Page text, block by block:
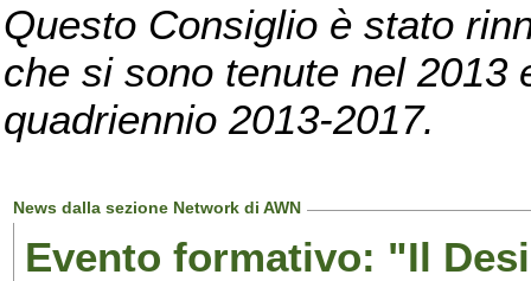
Questo Consiglio è stato
che si sono tenute nel 2013
quadriennio 2013-2017.
News dalla sezione Network di AWN
Evento formativo: "Il